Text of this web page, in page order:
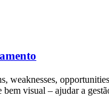
visual – ajudar a